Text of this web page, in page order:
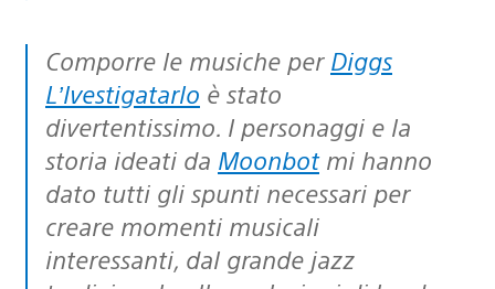
Comporre le musiche per Diggs
L’Ivestigatarlo è stato
divertentissimo. I personaggi e la
storia ideati da Moonbotmi hanno
dato tutti gli spunti necessari per
creare momenti musicali
interessanti, dal grande jazz